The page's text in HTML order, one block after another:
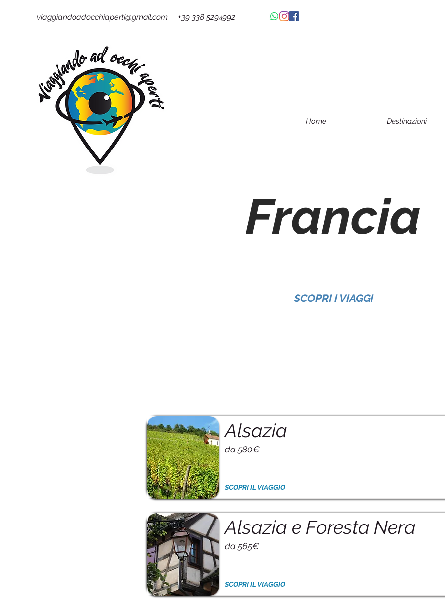
viaggiandoadocchiaperti@gmail.com +39 338 5294992
Home Destinazioni
Francia
SCOPRI I VIAGGI
Alsazia
da 580€
SCOPRI IL VIAGGIO
Alsazia e Foresta Nera
da 565€
SCOPRI IL VIAGGIO